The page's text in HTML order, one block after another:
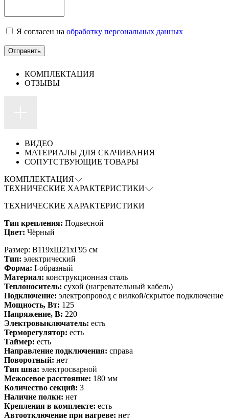
Я согласен на обработку персональных данных
КОМПЛЕКТАЦИЯ
ОТЗЫВЫ
ВИДЕО
МАТЕРИАЛЫ ДЛЯ СКАЧИВАНИЯ
СОПУТСТВУЮЩИЕ ТОВАРЫ
КОМПЛЕКТАЦИЯ
ТЕХНИЧЕСКИЕ ХАРАКТЕРИСТИКИ
ТЕХНИЧЕСКИЕ ХАРАКТЕРИСТИКИ
Тип крепления: Подвесной
Цвет: Чёрный
Размер: В119xШ21xГ95 см
Тип: электрический
Форма: I-образный
Материал: конструкционная сталь
Теплоноситель: сухой (нагревательный кабель)
Подключение: электропровод с вилкой/скрытое подключение
Мощность, Вт: 125
Напряжение, В: 220
Электровыключатель: есть
Терморегулятор: есть
Таймер: есть
Направление подключения: справа
Поворотный: нет
Тип шва: электросварной
Межосевое расстояние: 180 мм
Количество секций: 3
Наличие полки: нет
Крепления в комплекте: есть
Автоотключение при нагреве: нет